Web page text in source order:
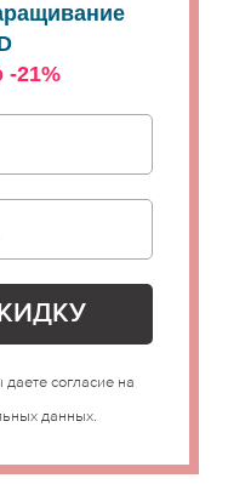
-21%
согласие на
данных.